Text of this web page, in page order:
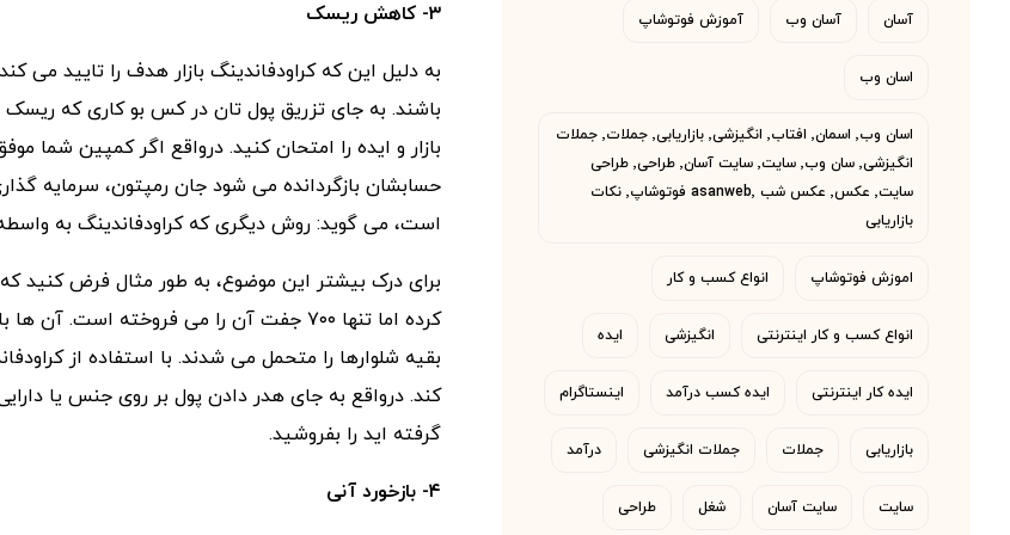
۳- کاهش ریسک
به دلیل این که کراودفاندینگ بازار هدف را تایید می
باشند. به جای تزریق پول تان در کس بو کاری که ریسک
بازار و ایده را امتحان کنید. درواقع اگر کمپین شما
حسابشان بازگردانده می شود جان رمپتون، سرمایه
است، می گوید: روش دیگری که کراودفاندینگ به
بقیه شلوارها را متحمل می شدند. با استفاده از
کند. درواقع به جای هدر دادن پول بر روی جنس یا
گرفته اید را بفروشید.
۴- بازخورد آنی
آسان آسان وب آموزش فوتوشاپ
اسان وب
اسان وب٬ اسمان٬ افتاب٬ انگیزشی٬ بازاریابی٬ جملات٬ جملات
انگیزشی٬ سان وب٬ سایت٬ سایت آسان٬ طراحی٬ طراحی
سایت٬ عکس٬ عکس شب asanweb٬ فوتوشاپ٬ نکات
بازاریابی
اموزش فوتوشاپ انواع کسب و کار
انواع کسب و کار اینترنتی انگیزشی ایده
ایده کار اینترنتی ایده کسب درآمد اینستاگرام
بازاریابی جملات جملات انگیزشی درآمد
سایت سایت آسان شغل طراحی